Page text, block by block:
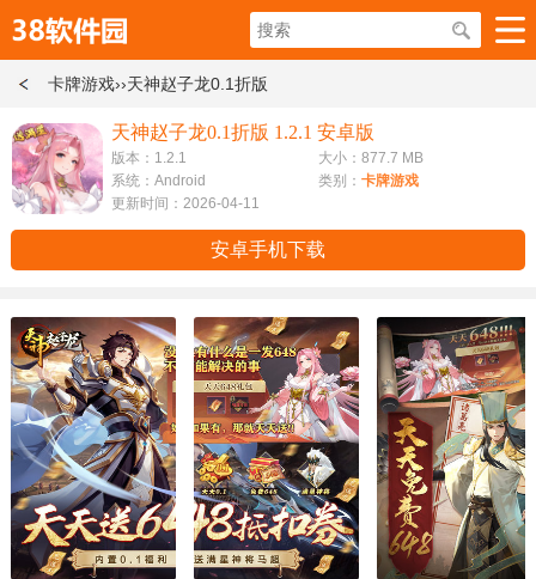
卡牌游戏››天神赵子龙0.1折版
天神赵子龙0.1折版 1.2.1 安卓版
版本：1.2.1
大小：877.7 MB
系统：Android
类别： 卡牌游戏
更新时间：2026-04-11
安卓手机下载